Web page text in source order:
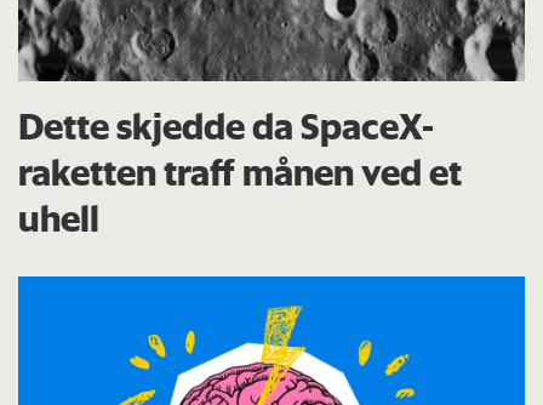
Dette skjedde da SpaceX-
raketten traff månen ved et
uhell